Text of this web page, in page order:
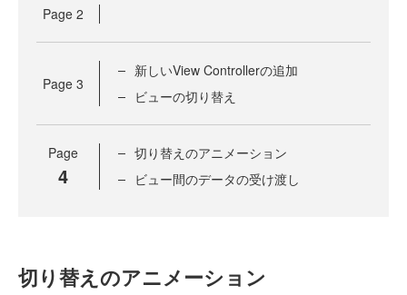
Page 2
Page 3
新しいView Controllerの追加
ビューの切り替え
Page
4
切り替えのアニメーション
ビュー間のデータの受け渡し
切り替えのアニメーション